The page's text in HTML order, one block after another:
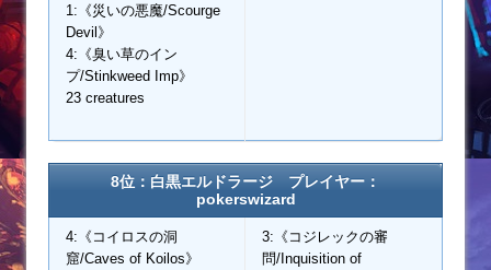
1:《災いの悪魔/Scourge
Devil》
4:《臭い草のイン
プ/Stinkweed Imp》
23 creatures
8位：白黒エルドラージ プレイヤー：
pokerswizard
4:《コイロスの洞
窟/Caves of Koilos》
3:《コジレックの審
問/Inquisition of